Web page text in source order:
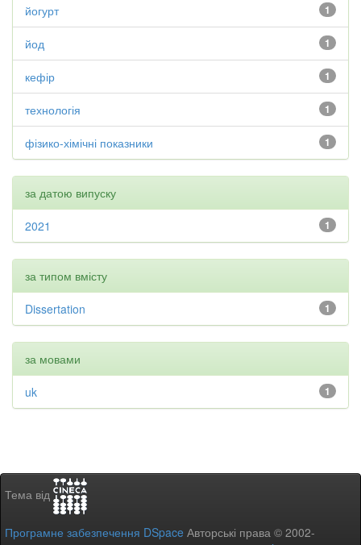
1
йогурт
1
йод
1
кефір
1
технологія
1
фізико-хімічні показники
за датою випуску
1
2021
за типом вмісту
1
Dissertation
за мовами
1
uk
Тема від
Програмне забезпечення DSpace Авторські права © 2002-